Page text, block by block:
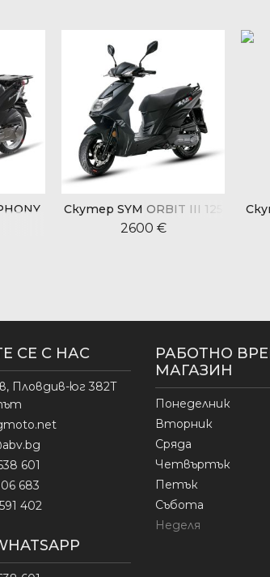
Скутер SYM ORBIT III 125
2600 €
СЕ С НАС
Пловдив-юг 382Т
601
683
402
РАБОТНО
МАГАЗИН
Понеделник
Вторник
Сряда
Четвъртък
Петък
Събота
Неделя